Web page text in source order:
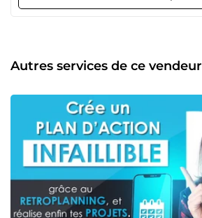
Autres services de ce vendeur